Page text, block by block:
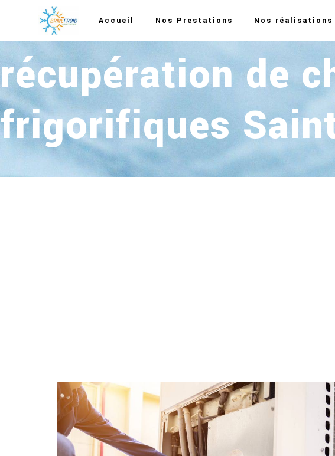
Accueil Nos Prestations Nos réalisations
récupération de
frigorifiques
Panneau de gestion des cookies